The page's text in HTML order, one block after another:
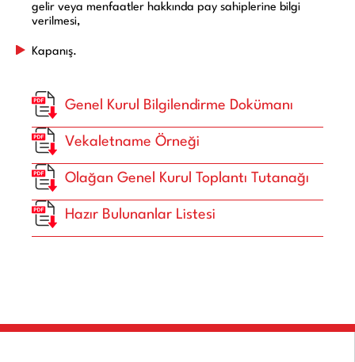
gelir veya menfaatler hakkında pay sahiplerine bilgi
verilmesi,
Kapanış.
Genel Kurul Bilgilendirme Dokümanı
Vekaletname Örneği
Olağan Genel Kurul Toplantı Tutanağı
Hazır Bulunanlar Listesi